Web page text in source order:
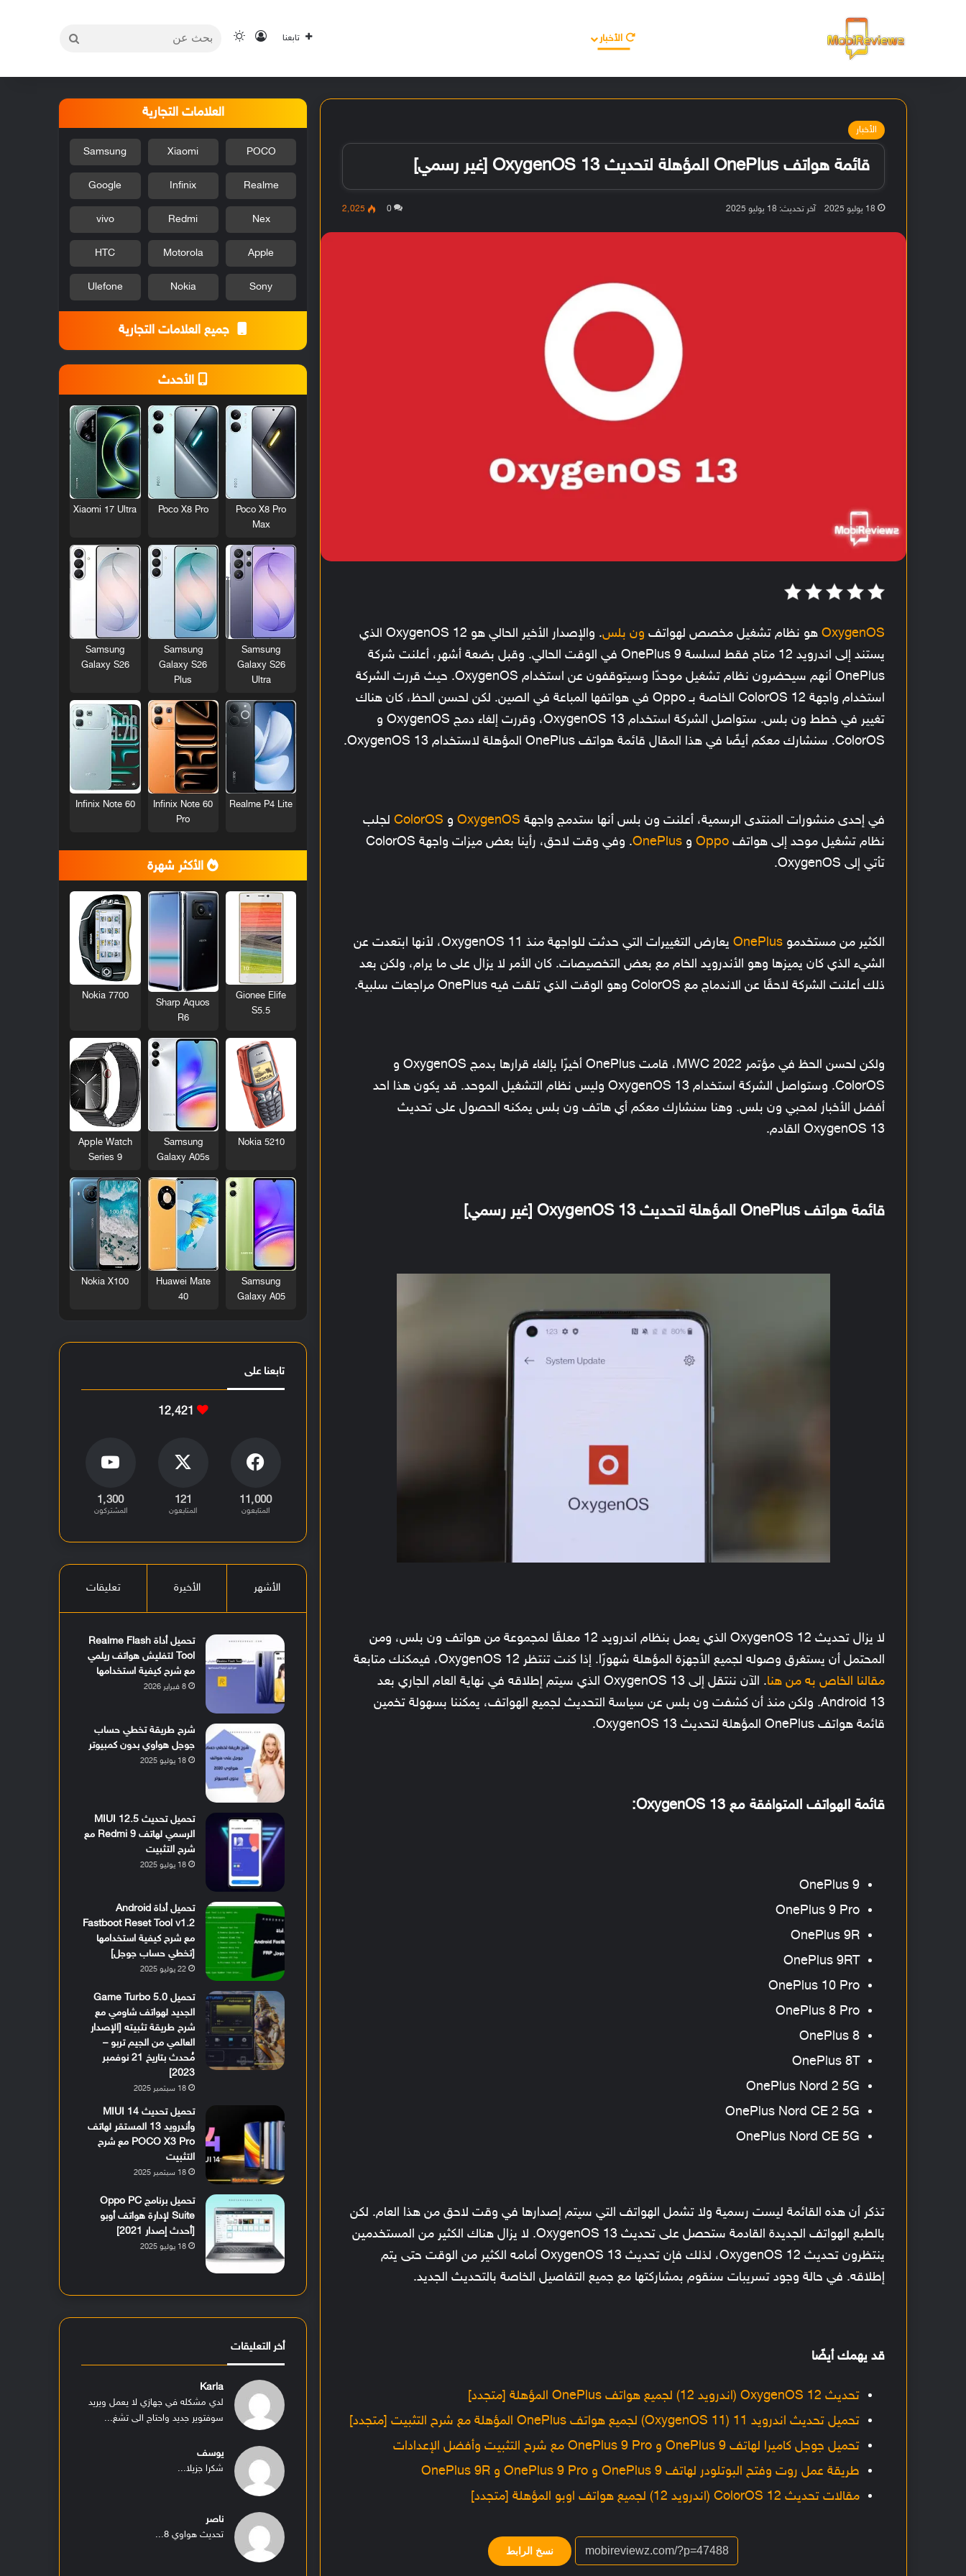
الأخبار تابعنا تسجيل الدخول
الوضع المظلم
الأخبار
قائمة هواتف OnePlus المؤهلة لتحديث OxygenOS 13 [غير رسمي]
18 يوليو 2025 آخر تحديث: 18 يوليو 2025 0 2٬025
OxygenOS هو نظام تشغيل مخصص لهواتف ون بلس
. والإصدار الأخير الحالي هو OxygenOS 12 الذي
يستند إلى اندرويد 12 متاح فقط لسلسة OnePlus 9 في الوقت الحالي. وقبل بضعة أشهر، أعلنت شركة
OnePlus أنهم سيحضرون نظام تشغيل موحدًا وسيتوقفون عن استخدام OxygenOS. حيث قررت الشركة
استخدام واجهة ColorOS 12 الخاصة بـ Oppo في هواتفها المباعة في الصين. لكن لحسن الحظ، كان هناك
تغيير في خطط ون بلس. ستواصل الشركة استخدام OxygenOS 13، وقررت إلغاء دمج OxygenOS و
ColorOS. سنشارك معكم أيضًا في هذا المقال قائمة هواتف OnePlus المؤهلة لاستخدام OxygenOS 13.
في إحدى منشورات المنتدى الرسمية، أعلنت ون بلس أنها ستدمج واجهة OxygenOS و ColorOS لجلب
نظام تشغيل موحد إلى هواتفOppo وOnePlus
. وفي وقت لاحق، رأينا بعض ميزات واجهة ColorOS
تأتي إلى OxygenOS.
الكثير من مستخدموOnePlus
يعارض التغييرات التي حدثت للواجهة منذ OxygenOS 11، لأنها ابتعدت عن
الشيء الذي كان يميزها وهو الأندرويد الخام مع بعض التخصيصات. كان الأمر لا يزال على ما يرام، ولكن بعد
ذلك أعلنت الشركة لاحقًا عن الاندماج مع ColorOS وهو الوقت الذي تلقت فيه OnePlus مراجعات سلبية.
ولكن لحسن الحظ في مؤتمر MWC 2022، قامت OnePlus أخيرًا بإلغاء قرارها بدمج OxygenOS و
ColorOS. وستواصل الشركة استخدام OxygenOS 13 وليس نظام التشغيل الموحد. قد يكون هذا احد
أفضل الأخبار لمحبي ون بلس. وهنا سنشارك معكم أي هاتف ون بلس يمكنه الحصول على تحديث
OxygenOS 13 القادم.
قائمة هواتف OnePlus المؤهلة لتحديث OxygenOS 13 [غير رسمي]
لا يزال تحديث OxygenOS 12 الذي يعمل بنظام اندرويد 12 معلقًا لمجموعة من هواتف ون بلس، ومن
المحتمل أن يستغرق وصوله لجميع الأجهزة المؤهلة شهورًا. إذا كنت تنتظر OxygenOS 12، فيمكنك متابعة
مقالنا الخاص به من هنا
. الآن ننتقل إلى OxygenOS 13 الذي سيتم إطلاقه في نهاية العام الجاري بعد
Android 13. ولكن منذ أن كشفت ون بلس عن سياسة التحديث لجميع الهواتف، يمكننا بسهولة تخمين
قائمة هواتف OnePlus المؤهلة لتحديث OxygenOS 13.
قائمة الهواتف المتوافقة مع OxygenOS 13:
OnePlus 9
OnePlus 9 Pro
OnePlus 9R
OnePlus 9RT
OnePlus 10 Pro
OnePlus 8 Pro
OnePlus 8
OnePlus 8T
OnePlus Nord 2 5G
OnePlus Nord CE 2 5G
OnePlus Nord CE 5G
تذكر أن هذه القائمة ليست رسمية ولا تشمل الهواتف التي سيتم إصدارها في وقت لاحق من هذا العام. لكن
بالطبع الهواتف الجديدة القادمة ستحصل على تحديث OxygenOS 13. لا يزال هناك الكثير من المستخدمين
ينتظرون تحديث OxygenOS 12، لذلك فإن تحديث OxygenOS 13 أمامه الكثير من الوقت حتى يتم
إطلاقه. في حالة وجود تسريبات سنقوم بمشاركتها مع جميع التفاصيل الخاصة بالتحديث الجديد.
قد يهمك أيضًا
تحديث OxygenOS 12 (اندرويد 12) لجميع هواتف OnePlus المؤهلة [متجدد]
تحميل تحديث اندرويد 11 (OxygenOS 11) لجميع هواتف OnePlus المؤهلة مع شرح التثبيت [متجدد]
تحميل جوجل كاميرا لهاتف OnePlus 9 و OnePlus 9 Pro مع شرح التثبيت وأفضل الإعدادات
طريقة عمل روت وفتح البوتلودر لهاتف OnePlus 9 و OnePlus 9 Pro و OnePlus 9R
مقالات تحديث ColorOS 12 (اندرويد 12) لجميع هواتف اوبو المؤهلة [متجدد]
نسخ الرابط
العلامات التجارية
POCO
Xiaomi
Samsung
Realme
Infinix
Google
Nex
Redmi
vivo
Apple
Motorola
HTC
Sony
Nokia
Ulefone
جميع العلامات التجارية
الأحدث
Poco X8 Pro
Max
Poco X8 Pro
Xiaomi 17 Ultra
Samsung
Galaxy S26
Ultra
Samsung
Galaxy S26
Plus
Samsung
Galaxy S26
Realme P4 Lite
Infinix Note 60
Pro
Infinix Note 60
الأكثر شهرة
Gionee Elife
S5.5
Sharp Aquos
R6
Nokia 7700
Nokia 5210
Samsung
Galaxy A05s
Apple Watch
Series 9
Samsung
Galaxy A05
Huawei Mate
40
Nokia X100
تابعنا على
12٬421
11٬000
المتابعون
121
المتابعون
1٬300
المشتركون
الأشهر الأخيرة تعليقات
تحميل أداة Realme Flash
Tool لتفليش هواتف ريلمي
مع شرح كيفية استخدامها
8 فبراير 2026
شرح طريقة تخطي حساب
جوجل هواوي بدون كمبيوتر
18 يوليو 2025
تحميل تحديث MIUI 12.5
الرسمي لهاتف Redmi 9 مع
شرح التثبيت
18 يوليو 2025
تحميل أداة Android
Fastboot Reset Tool v1.2
مع شرح كيفية استخدامها
[تخطي حساب جوجل]
22 يوليو 2025
تحميل Game Turbo 5.0
الجديد لهواتف شاومي مع
شرح طريقة تثبيته [الإصدار
العالمي من الجيم تربو –
مُحدث بتاريخ 21 نوفمبر
2023]
18 سبتمبر 2025
تحميل تحديث MIUI 14
وأندرويد 13 المستقر لهاتف
POCO X3 Pro مع شرح
التثبيت
18 سبتمبر 2025
تحميل برنامج Oppo PC
Suite لإدارة هواتف أوبو
[أحدث إصدار 2021]
18 يوليو 2025
أخر التعليقات
Karla
لدي مشكله في جهازي لا يعمل ويريد
سوفتوير جديد واحتاج الى تشغ...
يوسف
شكرا جزيلا...
ناصر
تحديث هواوي 8...